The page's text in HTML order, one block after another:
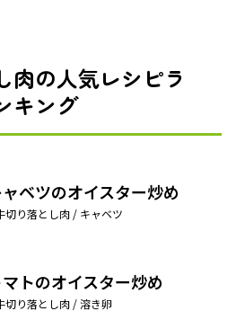
肉の人気レシピラ
キング
ベツのオイスター炒め
切り落とし肉 / キャベツ
トのオイスター炒め
切り落とし肉 / 溶き卵